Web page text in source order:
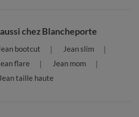
chez Blancheporte
bootcut
Jean slim
flare
Jean mom
Jean taille haute